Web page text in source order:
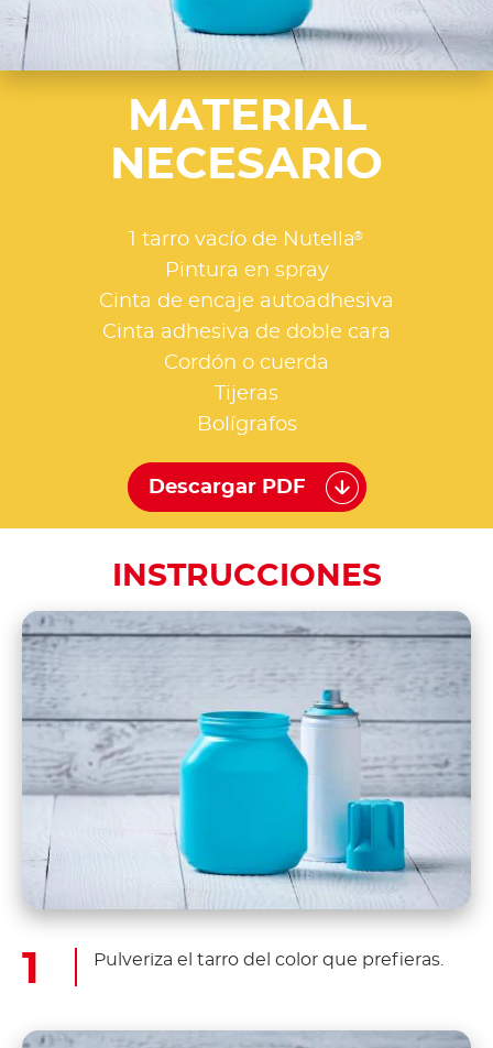
MATERIAL
NECESARIO
1 tarro vacío de Nutella®
Pintura en spray
Cinta de encaje autoadhesiva
Cinta adhesiva de doble cara
Cordón o cuerda
Tijeras
Bolígrafos
Descargar PDF
INSTRUCCIONES
Pulveriza el tarro del color que prefieras.